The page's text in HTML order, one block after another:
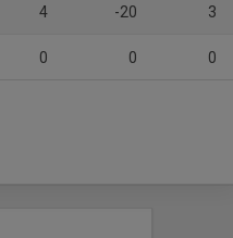
4 -20 3
0 0 0